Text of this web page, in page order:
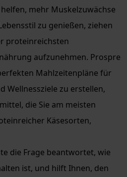
mehr Muskelzuwächse
zu genießen, ziehen
proteinreichsten
aufzunehmen. Prospre
Mahlzeitenpläne für
Wellnessziele zu erstellen,
die Sie am meisten
Käsesorten,
die Frage beantwortet, wie
ist, und hilft Ihnen, den